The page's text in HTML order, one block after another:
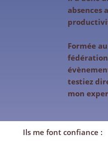
absences
Formée
testiez
mon
Ils me font confiance :